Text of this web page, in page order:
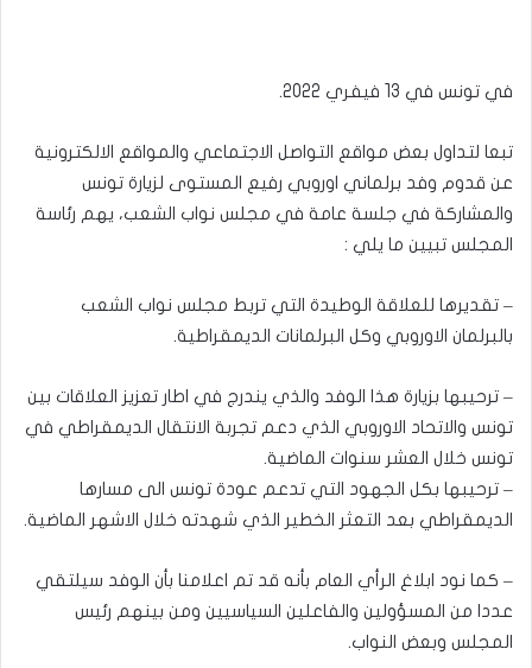
في تونس في 13 فيفري 2022.
تبعا لتداول بعض مواقع التواصل الاجتماعي والمواقع الالكترونية
عن قدوم وفد برلماني اوروبي رفيع المستوى لزيارة تونس
والمشاركة في جلسة عامة في مجلس نواب الشعب، يهم رئاسة
المجلس تبيين ما يلي :
– تقديرها للعلاقة الوطيدة التي تربط مجلس نواب الشعب
بالبرلمان الاوروبي وكل البرلمانات الديمقراطية.
– ترحيبها بزيارة هذا الوفد والذي يندرج في اطار تعزيز العلاقات بين
تونس والاتحاد الاوروبي الذي دعم تجربة الانتقال الديمقراطي في
تونس خلال العشر سنوات الماضية.
– ترحيبها بكل الجهود التي تدعم عودة تونس الى مسارها
الديمقراطي بعد التعثر الخطير الذي شهدته خلال الاشهر الماضية.
– كما نود ابلاغ الرأي العام بأنه قد تم اعلامنا بأن الوفد سيلتقي
عددا من المسؤولين والفاعلين السياسيين ومن بينهم رئيس
المجلس وبعض النواب.